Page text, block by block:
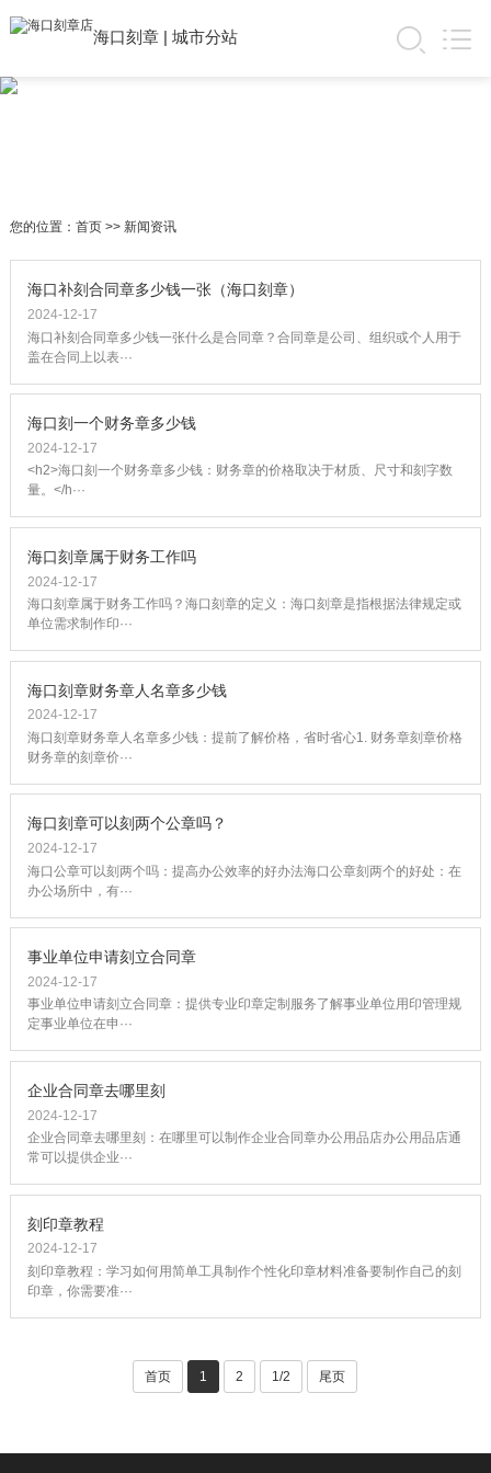
海口刻章| 城市分站
您的位置： 首页>> 新闻资讯
海口补刻合同章多少钱一张（海口刻章）
2024-12-17
海口补刻合同章多少钱一张什么是合同章？合同章是公司、组织或个人用于
盖在合同上以表···
海口刻一个财务章多少钱
2024-12-17
<h2>海口刻一个财务章多少钱：财务章的价格取决于材质、尺寸和刻字数
量。</h···
海口刻章属于财务工作吗
2024-12-17
海口刻章属于财务工作吗？海口刻章的定义：海口刻章是指根据法律规定或
单位需求制作印···
海口刻章财务章人名章多少钱
2024-12-17
海口刻章财务章人名章多少钱：提前了解价格，省时省心1. 财务章刻章价格
财务章的刻章价···
海口刻章可以刻两个公章吗？
2024-12-17
海口公章可以刻两个吗：提高办公效率的好办法海口公章刻两个的好处：在
办公场所中，有···
事业单位申请刻立合同章
2024-12-17
事业单位申请刻立合同章：提供专业印章定制服务了解事业单位用印管理规
定事业单位在申···
企业合同章去哪里刻
2024-12-17
企业合同章去哪里刻：在哪里可以制作企业合同章办公用品店办公用品店通
常可以提供企业···
刻印章教程
2024-12-17
刻印章教程：学习如何用简单工具制作个性化印章材料准备要制作自己的刻
印章，你需要准···
首页 1 2 1/2 尾页